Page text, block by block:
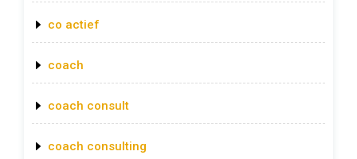
co actief
coach
coach consult
coach consulting